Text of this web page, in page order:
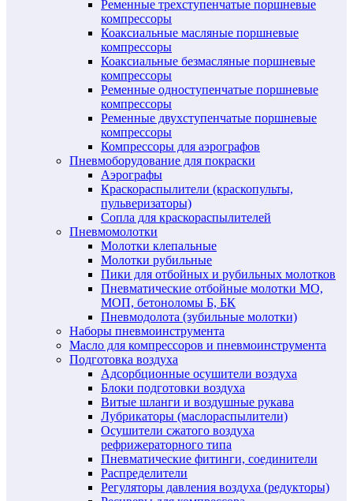
Ременные трехступенчатые поршневые
компрессоры
Коаксиальные масляные поршневые
компрессоры
Коаксиальные безмасляные поршневые
компрессоры
Ременные одноступенчатые поршневые
компрессоры
Ременные двухступенчатые поршневые
компрессоры
Компрессоры для аэрографов
Пневмоборудование для покраски
Аэрографы
Краскораспылители (краскопульты,
пульверизаторы)
Сопла для краскораспылителей
Пневмомолотки
Молотки клепальные
Молотки рубильные
Пики для отбойных и рубильных молотков
Пневматические отбойные молотки МО,
МОП, бетоноломы Б, БК
Пневмодолота (зубильные молотки)
Наборы пневмоинструмента
Масло для компрессоров и пневмоинструмента
Подготовка воздуха
Адсорбционные осушители воздуха
Блоки подготовки воздуха
Витые шланги и воздушные рукава
Лубрикаторы (маслораспылители)
Осушители сжатого воздуха
рефрижераторного типа
Пневматические фитинги, соединители
Распределители
Регуляторы давления воздуха (редукторы)